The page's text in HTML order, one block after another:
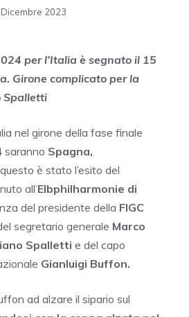
2023
per l’Italia è segnato il 15
Girone complicato per la
Spalletti
nel girone della fase finale
saranno Spagna,
è stato l’esito del
all’Elbphilharmonie di
del presidente della FIGC
del segretario generale Marco
Spalletti e del capo
Gianluigi Buffon.
ad alzare il sipario sul